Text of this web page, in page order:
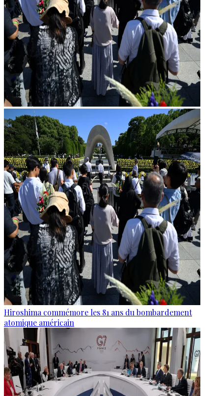
Hiroshima commémore les 81 ans du bombardement
atomique américain